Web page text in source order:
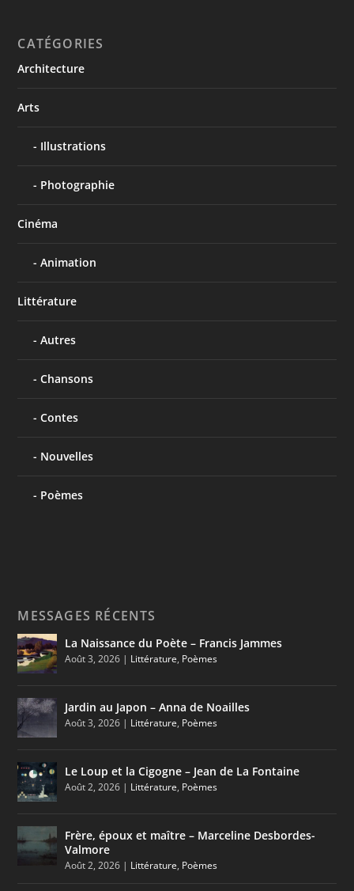
CATÉGORIES
Architecture
Arts
Illustrations
Photographie
Cinéma
Animation
Littérature
Autres
Chansons
Contes
Nouvelles
Poèmes
MESSAGES RÉCENTS
La Naissance du Poète – Francis Jammes
Août 3, 2026 | Littérature, Poèmes
Jardin au Japon – Anna de Noailles
Août 3, 2026 | Littérature, Poèmes
Le Loup et la Cigogne – Jean de La Fontaine
Août 2, 2026 | Littérature, Poèmes
Frère, époux et maître – Marceline Desbordes-
Valmore
Août 2, 2026 | Littérature, Poèmes